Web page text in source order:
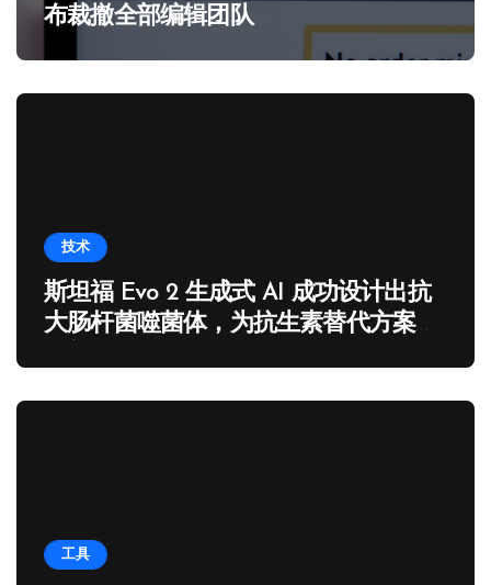
布裁撤全部编辑团队
技术
斯坦福 Evo 2 生成式 AI 成功设计出抗
大肠杆菌噬菌体，为抗生素替代方案带
工具